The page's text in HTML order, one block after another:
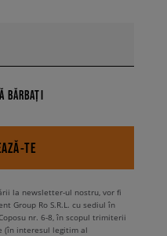
BĂRBAȚI
TE
la newsletter-ul nostru, vor fi
Group Ro S.R.L. cu sediul în
nr. 6-8, în scopul trimiterii
(în interesul legitim al